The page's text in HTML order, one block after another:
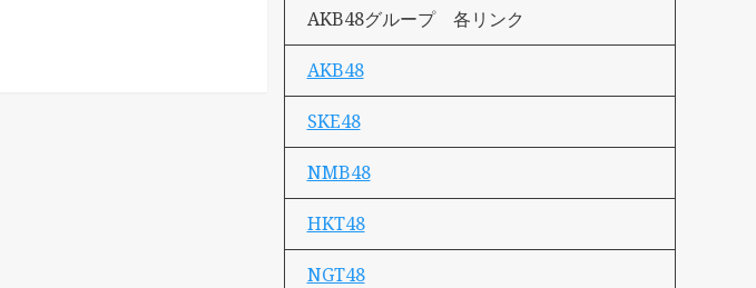
AKB48グループ 各リンク
AKB48
SKE48
NMB48
HKT48
NGT48